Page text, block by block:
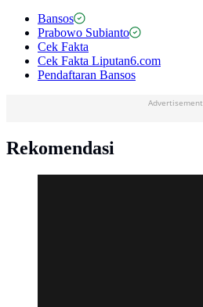
Bansos
Prabowo Subianto
Cek Fakta
Cek Fakta Liputan6.com
Pendaftaran Bansos
Advertisement
Rekomendasi